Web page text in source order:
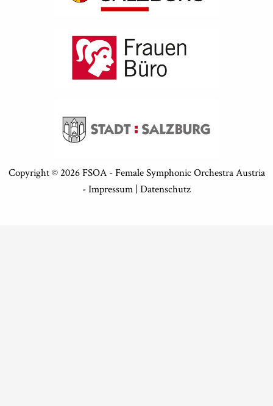
Copyright © 2026 FSOA - Female Symphonic Orchestra Austria
-Impressum | Datenschutz